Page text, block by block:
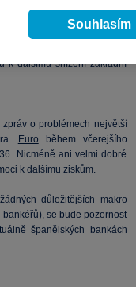
inflační
číslo, které
obchodovatelných statků
k dalšímu snížení základní
o problémech největší
Euro během včerejšího
Nicméně ani velmi dobré
k dalšímu ziskům.
důležitějších makro
se bude pozornost
španělských bankách
Souhlasím